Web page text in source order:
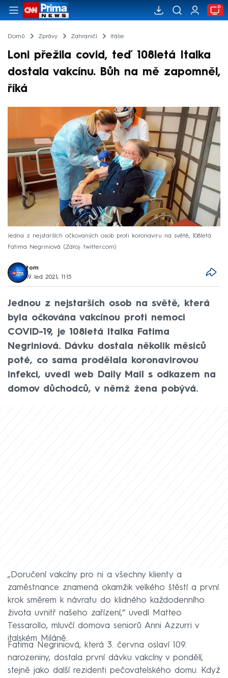
Domů Zprávy Zahraničí Itálie
Loni přežila covid, teď 108letá Italka
dostala vakcínu. Bůh na mě zapomněl,
říká
Jedna z nejstarších očkovaných osob proti koronaviru na světě, 108letá
Fatima Negriniová
Zdroj: twitter.com
tom
19. led 2021, 11:15
Jednou z nejstarších osob na světě, která
byla očkována vakcínou proti nemoci
COVID-19, je 108letá Italka Fatima
Negriniová. Dávku dostala několik měsíců
poté, co sama prodělala koronavirovou
infekci, uvedl web Daily Mail s odkazem na
domov důchodců, v němž žena pobývá.
„Doručení vakcíny pro ni a všechny klienty a
zaměstnance znamená okamžik velkého štěstí a první
krok směrem k návratu do klidného každodenního
života uvnitř našeho zařízení,“ uvedl Matteo
Tessarollo, mluvčí domova seniorů Anni Azzurri v
italském Miláně.
Fatima Negriniová, která 3. června oslaví 109.
narozeniny, dostala první dávku vakcíny v pondělí,
stejně jako další rezidenti pečovatelského domu. Když